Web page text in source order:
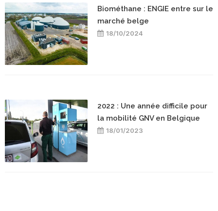
Biométhane : ENGIE entre sur le
marché belge
18/10/2024
2022 : Une année difficile pour
la mobilité GNV en Belgique
18/01/2023